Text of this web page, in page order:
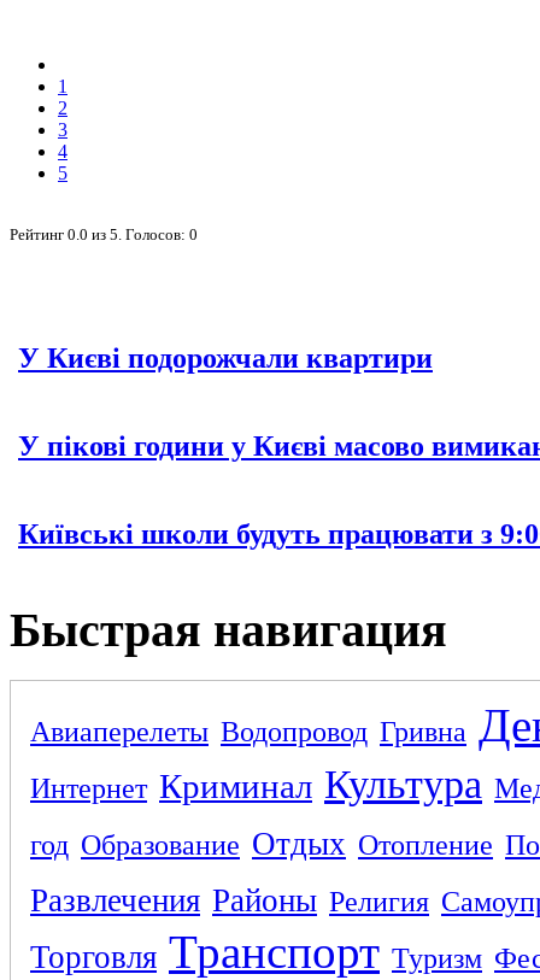
1
2
3
4
5
Рейтинг 0.0 из 5. Голосов: 0
У Києві подорожчали квартири
У пікові години у Києві масово
Київські школи будуть працювати з
Быстрая навигация
Авиаперелеты Водопровод Гривна
Интернет Криминал Культура
год Образование Отдых Отопление
Развлечения Районы Религия
Торговля Транспорт Туризм